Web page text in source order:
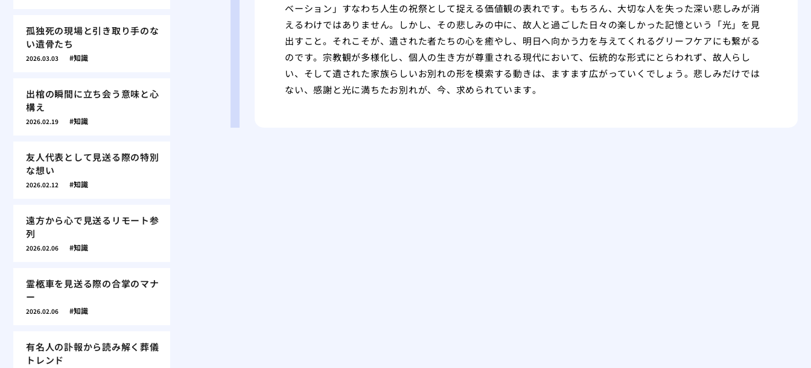
ベーション」すなわち人生の祝祭として捉える価値観の表れです。もちろん、大切な人を失った深い悲しみが消
えるわけではありません。しかし、その悲しみの中に、故人と過ごした日々の楽しかった記憶という「光」を見
出すこと。それこそが、遺された者たちの心を癒やし、明日へ向かう力を与えてくれるグリーフケアにも繋がる
のです。宗教観が多様化し、個人の生き方が尊重される現代において、伝統的な形式にとらわれず、故人らし
い、そして遺された家族らしいお別れの形を模索する動きは、ますます広がっていくでしょう。悲しみだけでは
ない、感謝と光に満ちたお別れが、今、求められています。
孤独死の現場と引き取り手のな
い遺骨たち
2026.03.03 知識
出棺の瞬間に立ち会う意味と心
構え
2026.02.19 知識
友人代表として見送る際の特別
な想い
2026.02.12 知識
遠方から心で見送るリモート参
列
2026.02.06 知識
霊柩車を見送る際の合掌のマナ
ー
2026.02.06 知識
有名人の訃報から読み解く葬儀
トレンド